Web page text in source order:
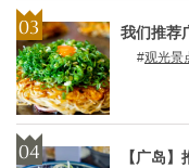
我们推荐
观光景
【广岛